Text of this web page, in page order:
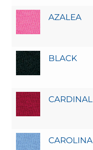
AZALEA
BLACK
CARDINAL
CAROLINA